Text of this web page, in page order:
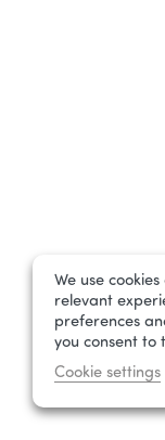
We use
relevant
preferences
you consent to
Cookie settings